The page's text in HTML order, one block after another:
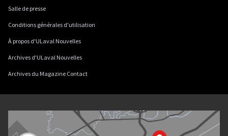
Salle de presse
Conditions générales d'utilisation
À propos d'ULaval Nouvelles
Archives d'ULaval Nouvelles
Archives du Magazine Contact